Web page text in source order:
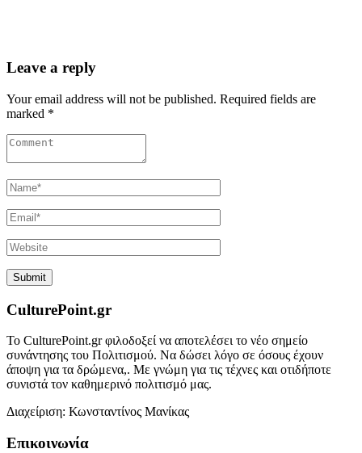
Leave a reply
Your email address will not be published. Required fields are
marked *
CulturePoint.gr
Το CulturePoint.gr φιλοδοξεί να αποτελέσει το νέο σημείο
συνάντησης του Πολιτισμού. Να δώσει λόγο σε όσους έχουν
άποψη για τα δρώμενα,. Με γνώμη για τις τέχνες και οτιδήποτε
συνιστά τον καθημερινό πολιτισμό μας.
Διαχείριση: Κωνσταντίνος Μανίκας
Επικοινωνία